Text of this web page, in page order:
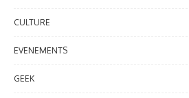
CULTURE
EVENEMENTS
GEEK